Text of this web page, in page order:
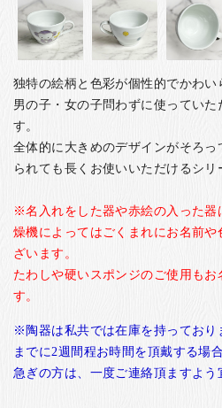
独特の絵柄と色彩が個性的でかわい
男の子・女の子問わずに使ってい
す。
全体的に大きめのデザインがそろ
られても長くお使いいただけるシリ
※名入れをした器や赤絵の入った器
燥機によってはごくまれにお名前
ざいます。
たわしや硬いスポンジのご使用も
す。
※陶器は私共では在庫を持っており
までに2週間程お時間を頂戴する場
急ぎの方は、一度ご連絡頂ますよう